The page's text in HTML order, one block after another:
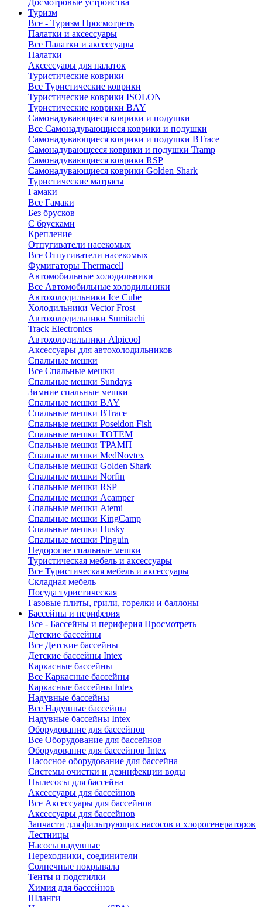
Досмотровые устройства
Туризм
Все - Туризм Просмотреть
Палатки и аксессуары
Все Палатки и аксессуары
Палатки
Аксессуары для палаток
Туристические коврики
Все Туристические коврики
Туристические коврики ISOLON
Туристические коврики BAY
Самонадувающиеся коврики и подушки
Все Самонадувающиеся коврики и подушки
Самонадувающиеся коврики и подушки BTrace
Самонадувающееся коврики и подушки Tramp
Самонадувающиеся коврики RSP
Самонадувающиеся коврики Golden Shark
Туристические матрасы
Гамаки
Все Гамаки
Без брусков
С брусками
Крепление
Отпугиватели насекомых
Все Отпугиватели насекомых
Фумигаторы Thermacell
Автомобильные холодильники
Все Автомобильные холодильники
Автохолодильники Ice Cube
Холодильники Vector Frost
Автохолодильники Sumitachi
Track Electronics
Автохолодильники Alpicool
Аксессуары для автохолодильников
Спальные мешки
Все Спальные мешки
Спальные мешки Sundays
Зимние спальные мешки
Спальные мешки BAY
Спальные мешки BTrace
Спальные мешки Poseidon Fish
Спальные мешки ТОТЕМ
Спальные мешки ТРАМП
Cпальные мешки MedNovtex
Спальные мешки Golden Shark
Спальные мешки Norfin
Спальные мешки RSP
Спальные мешки Acamper
Спальные мешки Atemi
Спальные мешки KingCamp
Спальные мешки Husky
Спальные мешки Pinguin
Недорогие спальные мешки
Туристическая мебель и аксессуары
Все Туристическая мебель и аксессуары
Складная мебель
Посуда туристическая
Газовые плиты, грили, горелки и баллоны
Бассейны и периферия
Все - Бассейны и периферия Просмотреть
Детские бассейны
Все Детские бассейны
Детские бассейны Intex
Каркасные бассейны
Все Каркасные бассейны
Каркасные бассейны Intex
Надувные бассейны
Все Надувные бассейны
Надувные бассейны Intex
Оборудование для бассейнов
Все Оборудование для бассейнов
Оборудование для бассейнов Intex
Насосное оборудование для бассейна
Системы очистки и дезинфекции воды
Пылесосы для бассейна
Аксессуары для бассейнов
Все Аксессуары для бассейнов
Аксессуары для бассейнов
Запчасти для фильтрующих насосов и хлорогенераторов
Лестницы
Насосы надувные
Переходники, соединители
Солнечные покрывала
Тенты и подстилки
Химия для бассейнов
Шланги